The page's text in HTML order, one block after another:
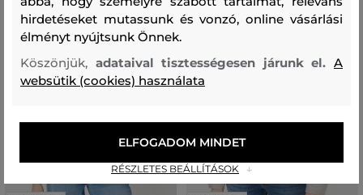
hirdetéseket mutassunk és vonzó, online vásárlási
élményt nyújtsunk Önnek.
Köszönjük, adataival tisztességesen járunk el.A
websütik (cookies) használata
RÉSZLETES BEÁLLÍTÁSOK
ELFOGADOM MINDET